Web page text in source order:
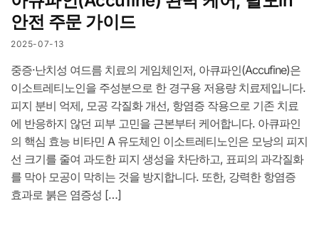
안전 주문 가이드
2025-07-13
중증·난치성 여드름 치료의 게임체인저, 아큐파인(Accufine)은
이소트레티노인을 주성분으로 한 경구용 저용량 치료제입니다.
피지 분비 억제, 모공 각질화 개선, 항염증 작용으로 기존 치료
에 반응하지 않던 피부 고민을 근본부터 케어합니다. 아큐파인
의 핵심 효능 비타민 A 유도체인 이소트레티노인은 모낭의 피지
선 크기를 줄여 과도한 피지 생성을 차단하고, 표피의 과각질화
를 막아 모공이 막히는 것을 방지합니다. 또한, 강력한 항염증
효과로 붉은 염증성 […]